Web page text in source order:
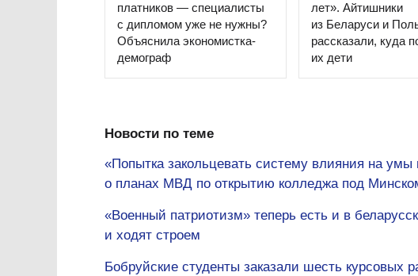
платников — специалисты
с дипломом уже не нужны?
Объяснила экономистка-
демограф
лет». Айтишники
из Беларуси и
рассказали, куда
их дети
Новости по теме
«Попытка закольцевать систему влияния на
о планах МВД по открытию колледжа под
«Военный патриотизм» теперь есть и в
и ходят строем
Бобруйские студенты заказали шесть курсовых